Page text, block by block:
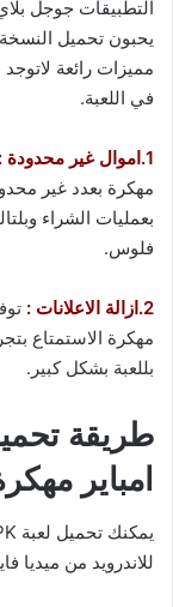
التطبيقات جوجل
يحبون تحميل
مميزات رائعة
في اللعبة.
1.اموال غير محدودة :
مهكرة بعدد غير
بعمليات الشراء
فلوس.
2.ازالة الاعلانات :
مهكرة الاستمتاع
بللعبة بشكل كبير.
طريقة
امباير
للاندرويد من ميديا